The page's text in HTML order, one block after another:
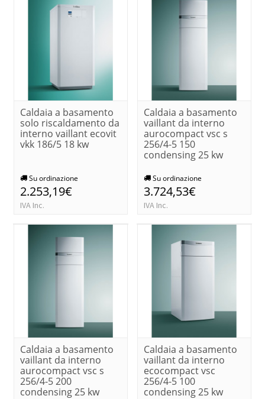
Caldaia a basamento
solo riscaldamento da
interno vaillant ecovit
vkk 186/5 18 kw
Su ordinazione
2.253,19€
IVA Inc.
Caldaia a basamento
vaillant da interno
aurocompact vsc s
256/4-5 150
condensing 25 kw
Su ordinazione
3.724,53€
IVA Inc.
Caldaia a basamento
vaillant da interno
aurocompact vsc s
256/4-5 200
condensing 25 kw
Caldaia a basamento
vaillant da interno
ecocompact vsc
256/4-5 100
condensing 25 kw